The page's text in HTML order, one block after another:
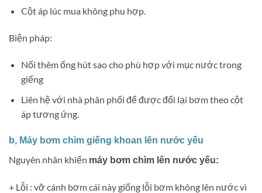
Cột áp lúc mua không phu hợp.
Biện pháp:
Nối thêm ống hút sao cho phù hợp với mục nước trong
giếng
Liên hệ với nhà phân phối để được đổi lại bơm theo cột
áp tương ứng.
b, Máy bơm chìm giếng khoan lên nước yếu
Nguyên nhân khiến máy bơm chìm lên nước yếu:
+ Lỗi : vỡ cánh bơm cái này giống lỗi bơm không lên nước vì